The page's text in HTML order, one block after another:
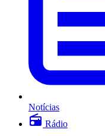
Notícias
Rádio